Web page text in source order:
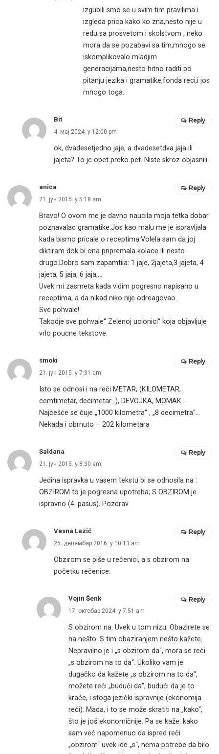
izgubili smo se u svim tim pravilima i
izgleda prica kako ko zna,nesto nije u
redu sa prosvetom i skolstvom , neko
mora da se pozabavi sa tim,mnogo se
iskomplikovalo mladjim
generacijama,nesto hitno raditi po
pitanju jezika i gramatike,fonda reci,i jos
mnogo toga.
Bit
4. мај 2024. у 12:00 pm
ok, dvadesetjedno jaje, a dvadesetdva jaja ili
jajeta? To je opet preko pet. Niste skroz objasnili.
Reply
anica
21. јун 2015. у 5:18 am
Bravo! O ovom me je davno naucila moja tetka dobar
poznavalac gramatike.Jos kao malu me je ispravljala
kada bismo pricale o receptima.Volela sam da joj
diktiram dok bi ona pripremala kolace ili nesto
drugo.Dobro sam zapamtila: 1 jaje, 2jajeta,3 jajeta, 4
jajeta, 5 jaja, 6 jaja,…
Uvek mi zasmeta kada vidim pogresno napisano u
receptima, a da nikad niko nije odreagovao.
Sve pohvale!
Takodje sve pohvale“ Zelenoj ucionici“ koja objavljuje
vrlo poucne tekstove.
Reply
smoki
21. јун 2015. у 7:31 am
Isto se odnosi i na reči METAR, (KILOMETAR,
cemtimetar, decimetar…), DEVOJKA, MOMAK…
Najčešće se čuje „1000 kilometra“ , „8 decimetra“…
Nekada i obrnuto – 202 kilometara
Reply
Saldana
21. јун 2015. у 8:30 am
Jedina ispravka u vasem tekstu bi se odnosila na :
OBZIROM to je pogresna upotreba; S OBZIROM je
ispravno (4. pasus). Pozdrav
Reply
Vesna Lazić
25. децембар 2016. у 10:13 am
Obzirom se piše u rečenici, a s obzirom na
početku rečenice.
Reply
Vojin Šenk
17. октобар 2024. у 7:51 am
S obzirom na. Uvek u tom nizu. Obazirete se
na nešto. S tim obaziranjem nešto kažete.
Nepravilno je i „s obzirom da“, mora se reći
„s obzirom na to da“. Ukoliko vam je
dugačko da kažete „s obzirom na to da“,
možete reći „budući da“, budući da je to
kraće, i stoga jezički ispravnije (ekonomija
reči). Mada, i to se može skratiti na „kako“,
što je još ekonomičnije. Pa se kaže: kako
sam već napomenuo da ispred reči
„obzirom“ uvek ide „s“, nema potrebe da bilo
Reply